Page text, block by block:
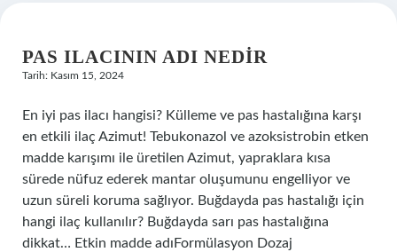
PAS ILACININ ADI NEDIR
Tarih: Kasım 15, 2024
En iyi pas ilacı hangisi? Külleme ve pas hastalığına karşı
en etkili ilaç Azimut! Tebukonazol ve azoksistrobin etken
madde karışımı ile üretilen Azimut, yapraklara kısa
sürede nüfuz ederek mantar oluşumunu engelliyor ve
uzun süreli koruma sağlıyor. Buğdayda pas hastalığı için
hangi ilaç kullanılır? Buğdayda sarı pas hastalığına
dikkat… Etkin madde adıFormülasyon Dozaj